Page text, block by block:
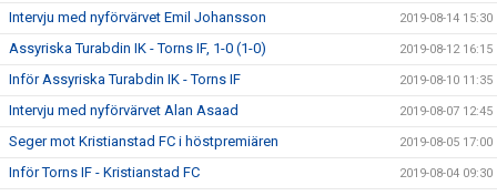
Intervju med nyförvärvet Emil Johansson 2019-08-14 15:30
Assyriska Turabdin IK - Torns IF, 1-0 (1-0) 2019-08-12 16:15
Inför Assyriska Turabdin IK - Torns IF 2019-08-10 11:35
Intervju med nyförvärvet Alan Asaad 2019-08-07 12:45
Seger mot Kristianstad FC i höstpremiären 2019-08-05 17:00
Inför Torns IF - Kristianstad FC 2019-08-04 09:30